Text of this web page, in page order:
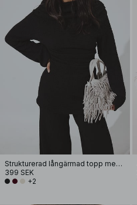
Strukturerad långärmad topp med drapering
399 SEK
+2